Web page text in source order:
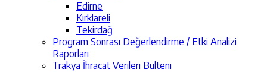
Edirne
Kırklareli
Tekirdağ
Program Sonrası Değerlendirme / Etki Analizi
Raporları
Trakya İhracat Verileri Bülteni